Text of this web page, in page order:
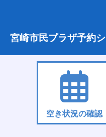
宮崎市民プラザ予約
空き状況の確認